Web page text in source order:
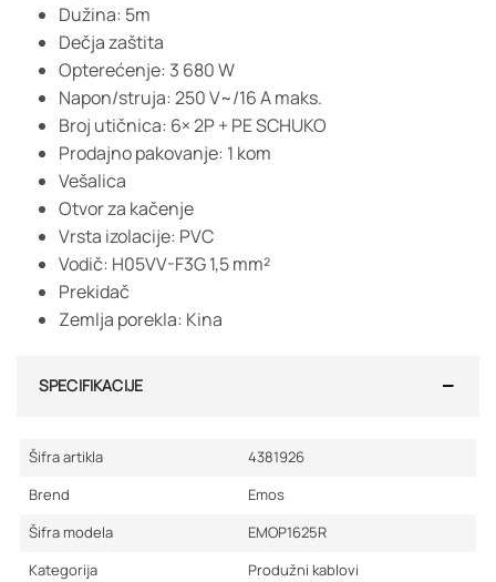
Dužina: 5m
Dečja zaštita
Opterećenje: 3 680 W
Napon/struja: 250 V~/16 A maks.
Broj utičnica: 6× 2P + PE SCHUKO
Prodajno pakovanje: 1 kom
Vešalica
Otvor za kačenje
Vrsta izolacije: PVC
Vodič: H05VV-F3G 1,5 mm²
Prekidač
Zemlja porekla: Kina
SPECIFIKACIJE
Šifra artikla
4381926
Brend
Emos
Šifra modela
EMOP1625R
Kategorija
Produžni kablovi